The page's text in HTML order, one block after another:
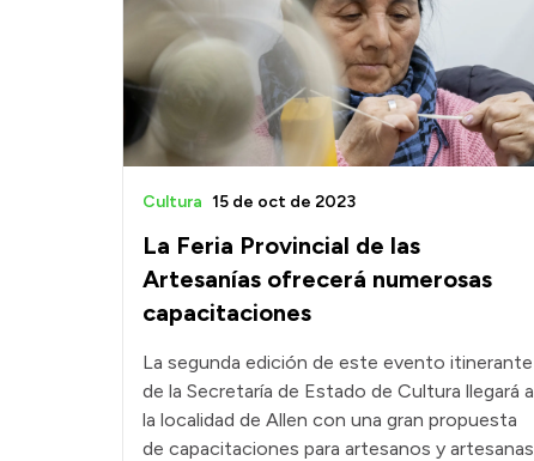
La Feria Provincial de las
Artesanías ofrecerá numerosas
capacitaciones
Cultura 15 de oct de 2023
La segunda edición de este evento itinerante
de la Secretaría de Estado de Cultura llegará a
la localidad de Allen con una gran propuesta
de capacitaciones para artesanos y artesanas.